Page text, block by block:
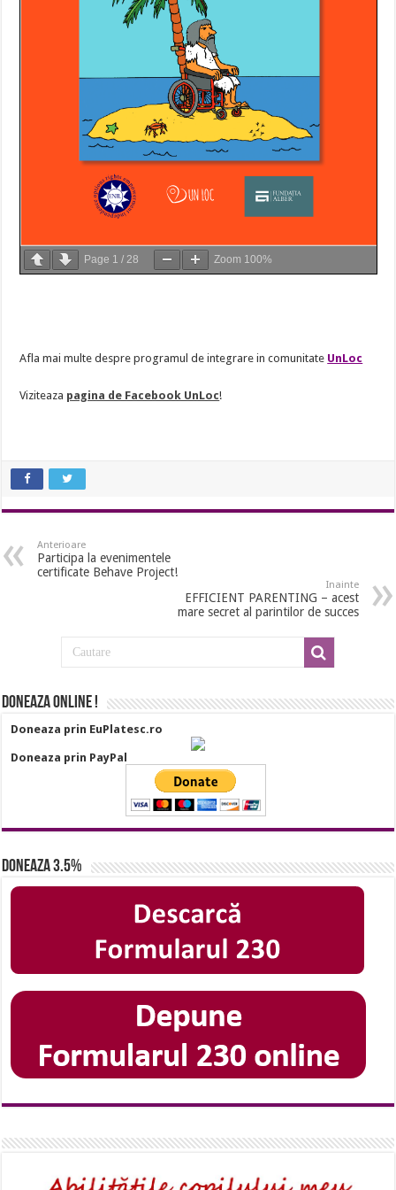
Page 1 /28 Zoom 100%
Afla mai multe despre programul de integrare in comunitate UnLoc
Viziteaza pagina de Facebook UnLoc!
Anterioare
Participa la evenimentele
certificate Behave Project!
Inainte
EFFICIENT PARENTING – acest
mare secret al parintilor de succes
Doneaza online !
Doneaza prin EuPlatesc.ro
Doneaza prin PayPal
Doneaza 3.5%